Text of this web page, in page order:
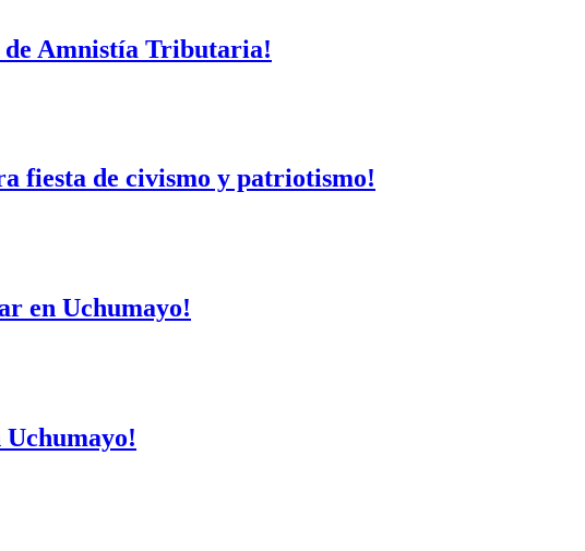
de Amnistía Tributaria!
fiesta de civismo y patriotismo!
en Uchumayo!
Uchumayo!